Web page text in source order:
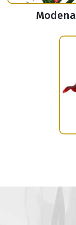
Modena